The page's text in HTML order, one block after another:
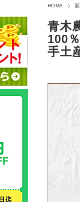
HOME
青木
100
手土